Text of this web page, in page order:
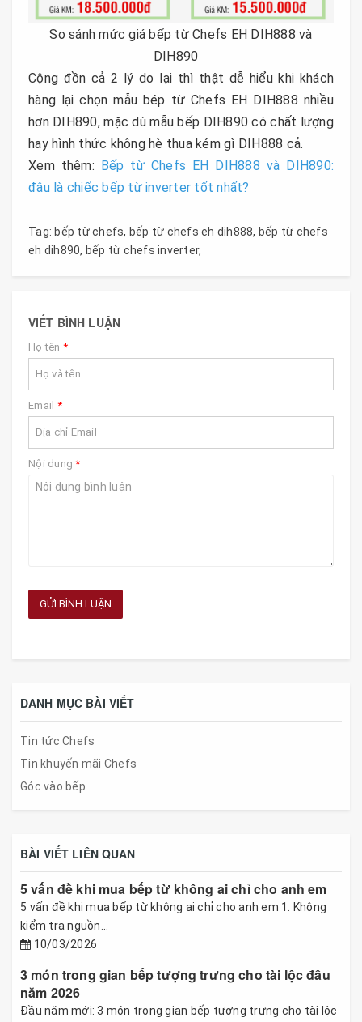
So sánh mức giá bếp từ Chefs EH DIH888 và
DIH890
Cộng đồn cả 2 lý do lại thì thật dễ hiểu khi khách
hàng lại chọn mẫu bép từ Chefs EH DIH888 nhiều
hơn DIH890, mặc dù mẫu bếp DIH890 có chất lượng
hay hình thức không hè thua kém gì DIH888 cả.
Xem thêm: Bếp từ Chefs EH DIH888 và DIH890:
đâu là chiếc bếp từ inverter tốt nhất?
Tag: bếp từ chefs, bếp từ chefs eh dih888, bếp từ chefs
eh dih890, bếp từ chefs inverter,
VIẾT BÌNH LUẬN
Họ tên *
Email *
Nội dung*
GỬI BÌNH LUẬN
DANH MỤC BÀI VIẾT
Tin tức Chefs
Tin khuyến mãi Chefs
Góc vào bếp
BÀI VIẾT LIÊN QUAN
5 vấn đề khi mua bếp từ không ai chỉ cho anh em
5 vấn đề khi mua bếp từ không ai chỉ cho anh em 1. Không
kiểm tra nguồn...
10/03/2026
3 món trong gian bếp tượng trưng cho tài lộc đầu
năm 2026
Đầu năm mới: 3 món trong gian bếp tượng trưng cho tài lộc